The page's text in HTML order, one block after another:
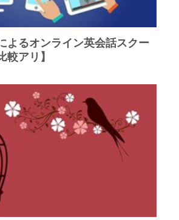
よるオンライン英会話スクー
較アリ】